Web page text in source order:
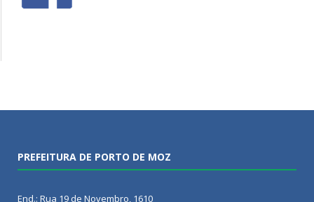
PREFEITURA DE PORTO DE MOZ
End.: Rua 19 de Novembro, 1610